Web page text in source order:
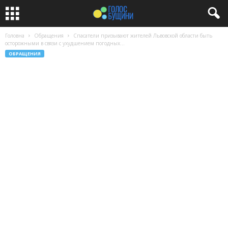
Головна Обращения
Спасатели призывают жителей Львовской области быть
осторожными в связи с ухудшением погодных...
ОБРАЩЕНИЯ